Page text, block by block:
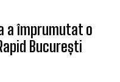
a împrumutat o
București